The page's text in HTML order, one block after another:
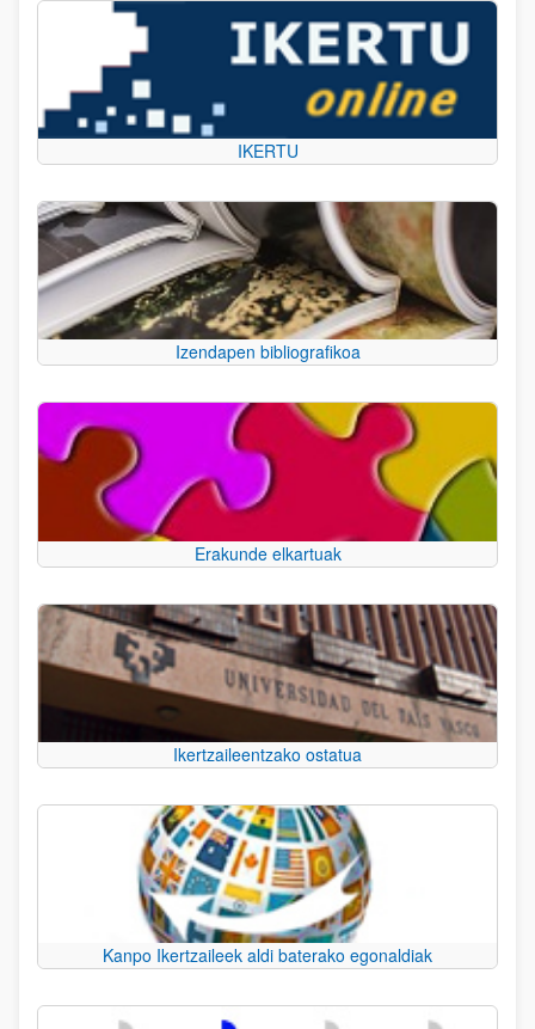
IKERTU
Izendapen bibliografikoa
Erakunde elkartuak
Ikertzaileentzako ostatua
Kanpo Ikertzaileek aldi baterako egonaldiak